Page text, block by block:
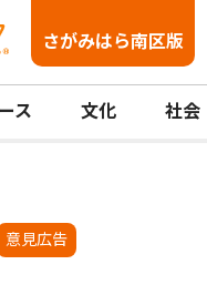
さがみはら南区版
ス 文化 社会
意見広告